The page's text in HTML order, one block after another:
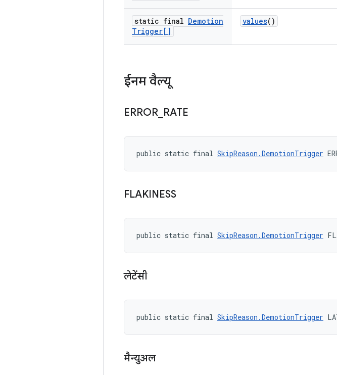
static final Demotion
Trigger[]
values()
ईनम वैल्यू
ERROR RATE
public static final SkipReason.DemotionTrigger
FLAKINESS
public static final SkipReason.DemotionTrigger
लेटेंसी
public static final SkipReason.DemotionTrigger
मैन्युअल